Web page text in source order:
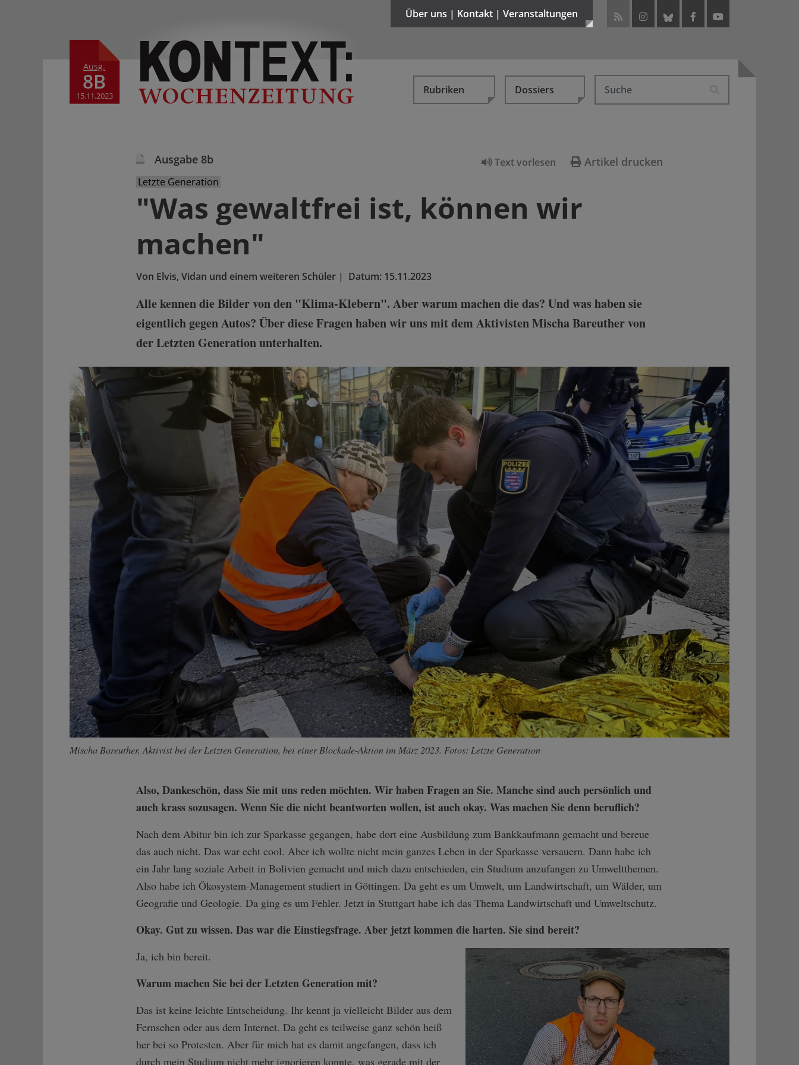
Ausg.
Über uns | Kontakt | Veranstaltungen
Rubriken Dossiers
Text vorlesen Artikel drucken
Ausgabe 8b
Letzte Generation
"Was gewaltfrei ist, können wir
machen"
Von Elvis, Vidan und einem weiteren Schüler | Datum: 15.11.2023
Alle kennen die Bilder von den "Klima-Klebern". Aber warum machen die das? Und was haben sie
eigentlich gegen Autos? Über diese Fragen haben wir uns mit dem Aktivisten Mischa Bareuther von
der Letzten Generation unterhalten.
Mischa Bareuther, Aktivist bei der Letzten Generation, bei einer Blockade-Aktion im März 2023. Fotos: Letzte Generation
Also, Dankeschön, dass Sie mit uns reden möchten. Wir haben Fragen an Sie. Manche sind auch persönlich und
auch krass sozusagen. Wenn Sie die nicht beantworten wollen, ist auch okay. Was machen Sie denn beruflich?
Nach dem Abitur bin ich zur Sparkasse gegangen, habe dort eine Ausbildung zum Bankkaufmann gemacht und bereue
das auch nicht. Das war echt cool. Aber ich wollte nicht mein ganzes Leben in der Sparkasse versauern. Dann habe ich
ein Jahr lang soziale Arbeit in Bolivien gemacht und mich dazu entschieden, ein Studium anzufangen zu Umweltthemen.
Also habe ich Ökosystem-Management studiert in Göttingen. Da geht es um Umwelt, um Landwirtschaft, um Wälder, um
Geografie und Geologie. Da ging es um Fehler. Jetzt in Stuttgart habe ich das Thema Landwirtschaft und Umweltschutz.
Okay. Gut zu wissen. Das war die Einstiegsfrage. Aber jetzt kommen die harten. Sie sind bereit?
Ja, ich bin bereit.
Warum machen Sie bei der Letzten Generation mit?
Das ist keine leichte Entscheidung. Ihr kennt ja vielleicht Bilder aus dem
Fernsehen oder aus dem Internet. Da geht es teilweise ganz schön heiß
her bei so Protesten. Aber für mich hat es damit angefangen, dass ich
durch mein Studium nicht mehr ignorieren konnte, was gerade mit der